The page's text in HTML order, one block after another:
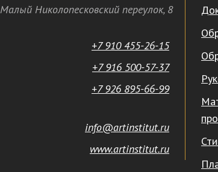
Малый Николопесковский переулок, 8
+7 910 455-26-15
+7 916 500-57-37
+7 926 895-66-99
info@artinstitut.ru
www.artinstitut.ru